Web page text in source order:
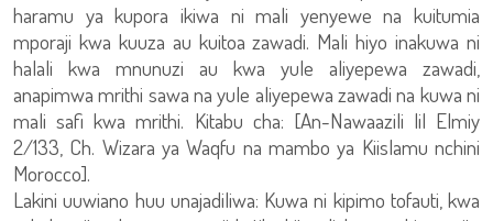
haramu ya kupora ikiwa ni mali yenyewe na kuitumia
mporaji kwa kuuza au kuitoa zawadi. Mali hiyo inakuwa ni
halali kwa mnunuzi au kwa yule aliyepewa zawadi,
anapimwa mrithi sawa na yule aliyepewa zawadi na kuwa ni
mali safi kwa mrithi. Kitabu cha: [An-Nawaazili lil Elmiy
2/133, Ch. Wizara ya Waqfu na mambo ya Kiislamu nchini
Morocco].
Lakini uuwiano huu unajadiliwa: Kuwa ni kipimo tofauti, kwa